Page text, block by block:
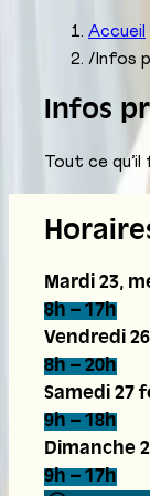
Accueil
/ Infos
Infos
Tout ce
Mardi 23,
8h – 17h
Vendredi
8h – 20h
Samedi 27
9h – 18h
Dimanche
9h – 17h